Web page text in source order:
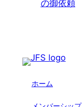
の御依頼
ホーム